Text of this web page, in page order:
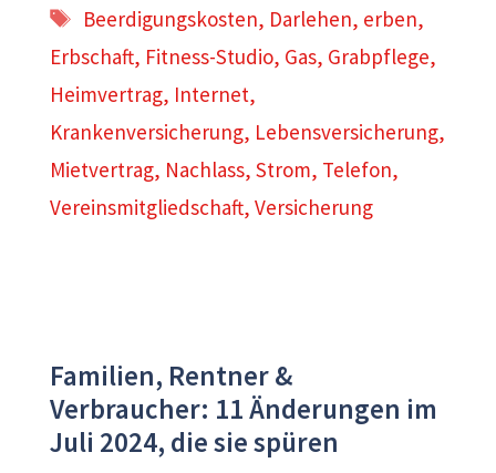
Schlagwörter
Beerdigungskosten, Darlehen, erben,
Erbschaft, Fitness-Studio, Gas, Grabpflege,
Heimvertrag, Internet,
Krankenversicherung, Lebensversicherung,
Mietvertrag, Nachlass, Strom, Telefon,
Vereinsmitgliedschaft, Versicherung
Familien, Rentner &
Verbraucher: 11 Änderungen im
Juli 2024, die sie spüren